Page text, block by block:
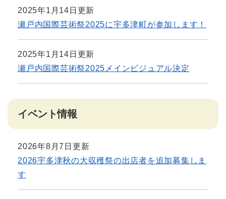
2025年1月14日更新
瀬戸内国際芸術祭2025に宇多津町が参加します！
2025年1月14日更新
瀬戸内国際芸術祭2025メインビジュアル決定
イベント情報
2026年8月7日更新
2026宇多津秋の大収穫祭の出店者を追加募集しま
す